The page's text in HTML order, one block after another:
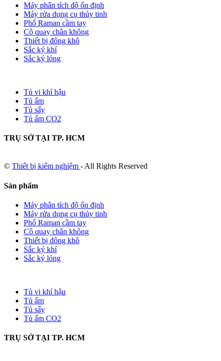
Máy phân tích độ ổn định
Máy rửa dụng cụ thủy tinh
Phổ Raman cầm tay
Cô quay chân không
Thiết bị đông khô
Sắc ký khí
Sắc ký lỏng
Tủ vi khí hậu
Tủ ấm
Tủ sấy
Tủ ấm CO2
TRỤ SỞ TẠI TP. HCM
© Thiết bị kiểm nghiệm - All Rights Reserved
Sản phẩm
Máy phân tích độ ổn định
Máy rửa dụng cụ thủy tinh
Phổ Raman cầm tay
Cô quay chân không
Thiết bị đông khô
Sắc ký khí
Sắc ký lỏng
Tủ vi khí hậu
Tủ ấm
Tủ sấy
Tủ ấm CO2
TRỤ SỞ TẠI TP. HCM